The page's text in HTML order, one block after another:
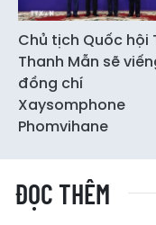
Chủ tịch Quốc hội
Thanh Mẫn sẽ
đồng chí
Xaysomphone
Phomvihane
ĐỌC THÊM